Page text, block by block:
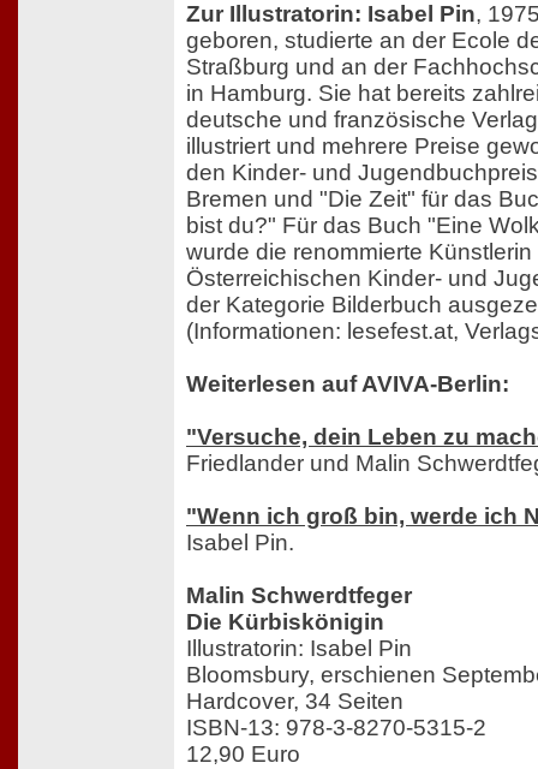
Zur Illustratorin: Isabel Pin,
geboren, studierte an der Ecole
Straßburg und an der
in Hamburg. Sie hat bereits
deutsche und französische
illustriert und mehrere Preise
den Kinder- und
Bremen und "Die Zeit" für das
bist du?" Für das Buch "Eine
wurde die renommierte Künstlerin
Österreichischen Kinder- und
der Kategorie Bilderbuch
(Informationen: lesefest.at,
Weiterlesen auf AVIVA-Berlin:
"Versuche, dein Leben zu
Friedlander und Malin
"Wenn ich groß bin, werde ich
Isabel Pin.
Malin Schwerdtfeger
Die Kürbiskönigin
Illustratorin: Isabel Pin
Bloomsbury, erschienen
Hardcover, 34 Seiten
ISBN-13: 978-3-8270-5315-2
12,90 Euro